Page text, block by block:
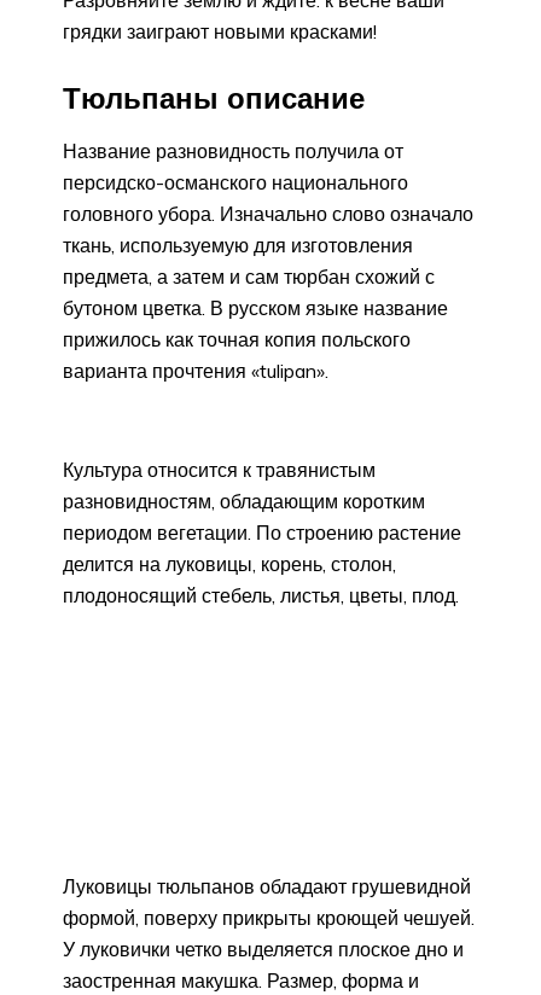
грядки заиграют новыми красками!
Тюльпаны описание
Название разновидность получила от
персидско-османского национального
головного убора. Изначально слово означало
ткань, используемую для изготовления
предмета, а затем и сам тюрбан схожий с
бутоном цветка. В русском языке название
прижилось как точная копия польского
варианта прочтения «tulipan».
Культура относится к травянистым
разновидностям, обладающим коротким
периодом вегетации. По строению растение
делится на луковицы, корень, столон,
плодоносящий стебель, листья, цветы, плод.
Луковицы тюльпанов обладают грушевидной
формой, поверху прикрыты кроющей чешуей.
У луковички четко выделяется плоское дно и
заостренная макушка. Размер, форма и